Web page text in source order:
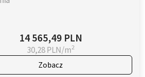
14 565,49 PLN
30,28 PLN/m2
Zobacz